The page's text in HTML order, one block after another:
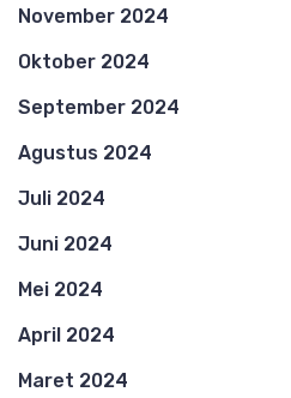
November 2024
Oktober 2024
September 2024
Agustus 2024
Juli 2024
Juni 2024
Mei 2024
April 2024
Maret 2024